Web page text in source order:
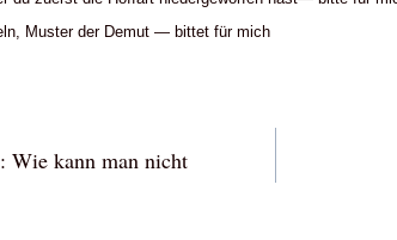
Muster der Demut — bittet für mich
Wie kann man nicht